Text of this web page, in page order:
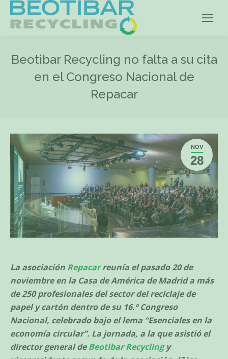
Beotibar Recycling no falta a su cita
en el Congreso Nacional de
Repacar
NOV
28
La asociación Repacarreunía el pasado 20 de
noviembre en la Casa de América de Madrid a más
de 250 profesionales del sector del reciclaje de
papel y cartón dentro de su 16.º Congreso
Nacional, celebrado bajo el lema “Esenciales en la
economía circular”. La jornada, a la que asistió el
director general deBeotibar Recyclingy